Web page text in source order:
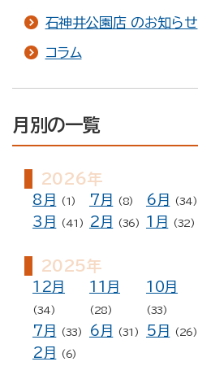
石神井公園店 のお知らせ
コラム
月別の一覧
2026年
8月 (1) 7月 (8) 6月 (34)
3月 (41) 2月 (36) 1月 (32)
2025年
12月
(34)
11月
(28)
10月
(33)
7月 (33) 6月 (31) 5月 (26)
2月 (6)